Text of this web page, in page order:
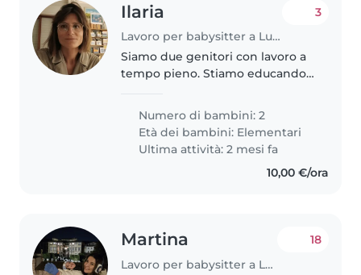
Ilaria
Lavoro per babysitter a Lucca
3
Siamo due genitori con lavoro a
tempo pieno. Stiamo educando i
rispettosi delle persone e del
lavoro altrui ed autonomi nelle
proprie cose.
Numero di bambini: 2
Età dei bambini: Elementari
Ultima attività: 2 mesi fa
10,00 €/ora
Martina
Lavoro per babysitter a Lucca
18